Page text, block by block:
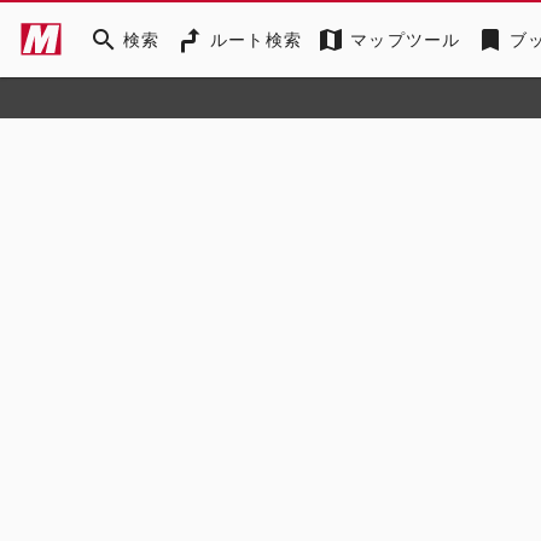
search 検索 ルート検索 map マップツール bookmark ブ